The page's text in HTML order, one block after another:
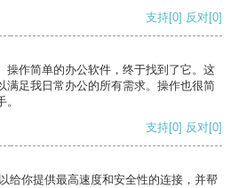
支持[0] 反对[0]
操作简单的办公软件，终于找到了它。这
满足我日常办公的所有需求。操作也很简
支持[0] 反对[0]
给你提供最高速度和安全性的连接，并帮